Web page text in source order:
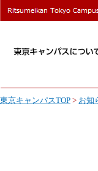
東京キャンパスTOP > お知